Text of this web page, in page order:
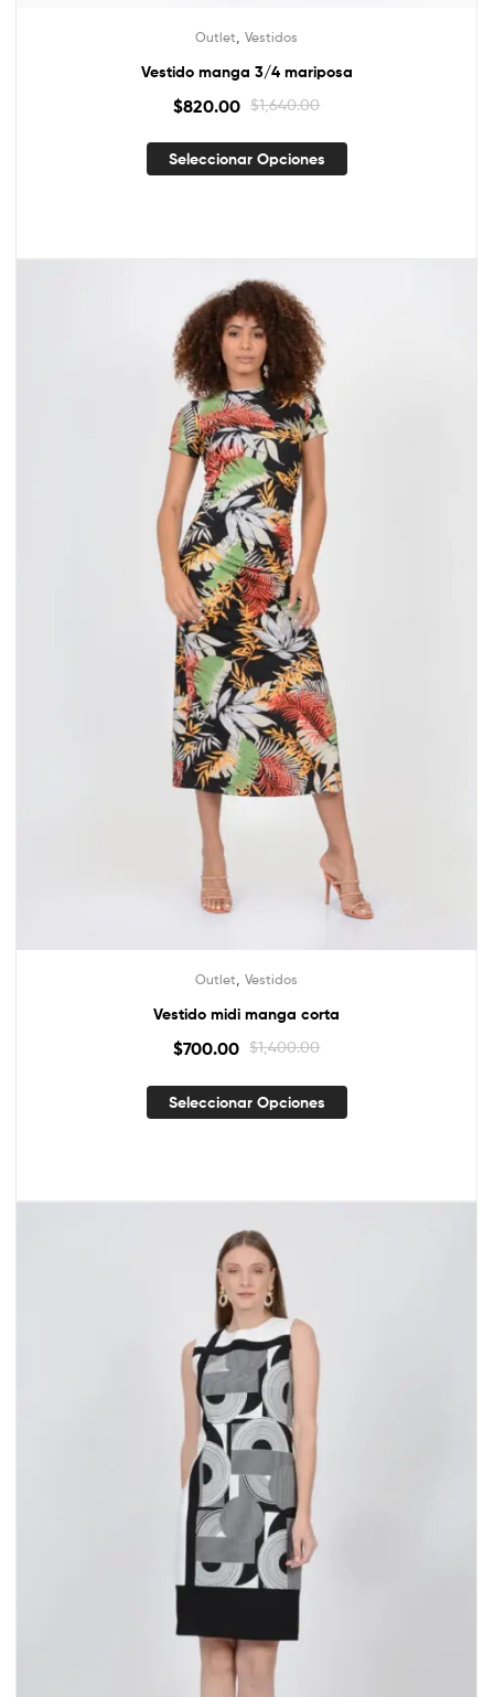
Outlet Vestidos
Vestido manga 3/4 mariposa
$1,640.00
$820.00
Seleccionar Opciones
Outlet, Vestidos
Vestido midi manga corta
$1,400.00
$700.00
Seleccionar Opciones